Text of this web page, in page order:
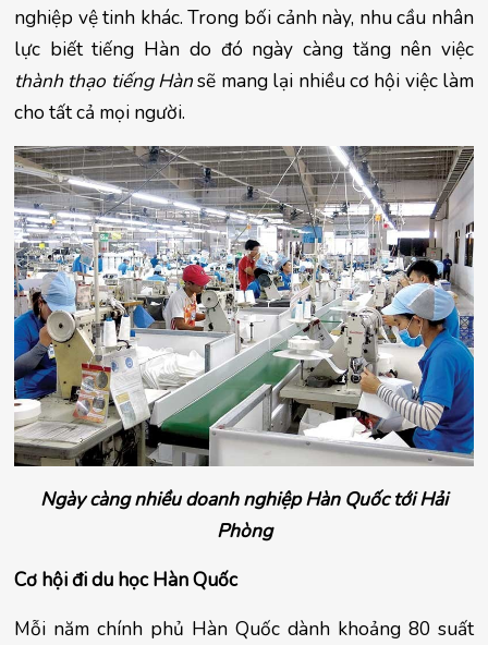
nghiệp vệ tinh khác. Trong bối cảnh này, nhu cầu nhân
thành thạo tiếng Hàn sẽ mang lại nhiều cơ hội việc làm
cho tất cả mọi người.
Ngày càng nhiều doanh nghiệp Hàn Quốc tới Hải
Phòng
Cơ hội đi du học Hàn Quốc
Mỗi năm chính phủ Hàn Quốc dành khoảng 80 suất